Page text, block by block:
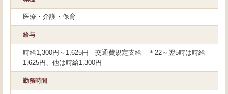
医療・介護・保育
給与
時給1,300円～1,625円 交通費規定支給 ＊22～翌5時は時給
1,625円、他は時給1,300円
勤務時間